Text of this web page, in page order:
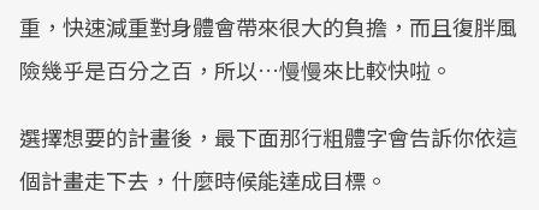
重，快速減重對身體會帶來很大的負擔，而且復胖風
險幾乎是百分之百，所以…慢慢來比較快啦。
選擇想要的計畫後，最下面那行粗體字會告訴你依這
個計畫走下去，什麼時候能達成目標。